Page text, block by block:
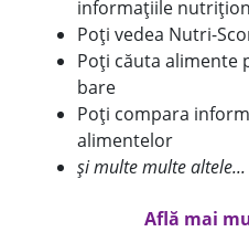
informațiile
Poți vedea Nutri-
Poți căuta alimente
bare
Poți compara
alimentelor
și multe multe altele...
Află mai